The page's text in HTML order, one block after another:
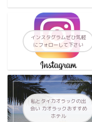
インスタグラムぜひ気軽
にフォローして下さい
私とタイカオラックの出
会い カオラックおすすめ
ホテル